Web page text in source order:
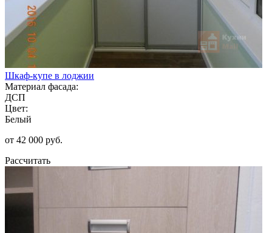
Шкаф-купе в лоджии
Материал фасада:
ДСП
Цвет:
Белый
от 42 000 руб.
Рассчитать